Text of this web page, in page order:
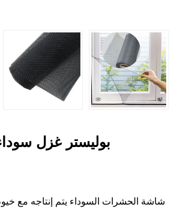
بوليستر غزل
شاشة الحشرات السوداء يتم إنتاجه مع